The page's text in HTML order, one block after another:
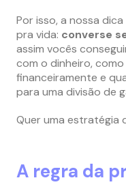
Por isso, a nossa
pra vida: converse
assim vocês
com o dinheiro,
financeiramente e
para uma divisão de
Quer uma estratégia
A regra da